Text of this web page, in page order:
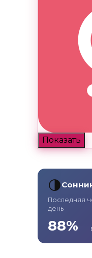
Показать
🌗
Последняя
день
88%